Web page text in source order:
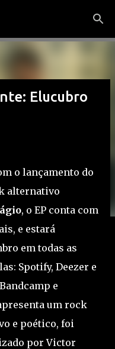
principal
Elucubro
o lançamento do
alternativo
, o EP conta com
e estará
em todas as
Spotify, Deezer e
e
um rock
e poético, foi
por Victor